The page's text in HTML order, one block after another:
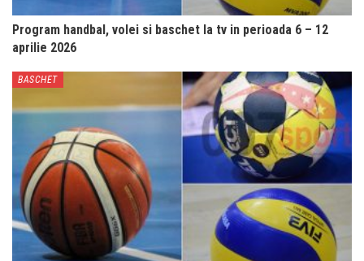
Program handbal, volei si baschet la tv in perioada 6 – 12
aprilie 2026
BASCHET